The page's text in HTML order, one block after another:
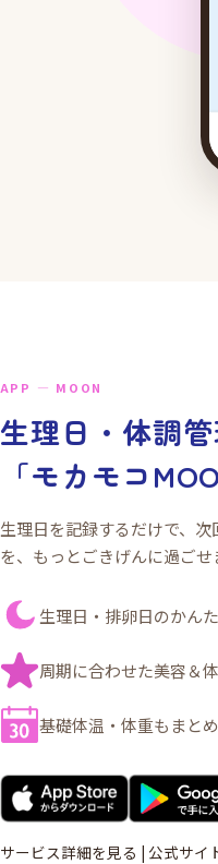
APP — MOON
生理日・体調
「モカモコ
生理日を記録するだけで、
を、もっとごきげんに過ごせ
生理日・排卵日のかん
周期に合わせた美容＆
基礎体温・体重もまと
サービス詳細を見る | 公式サイ